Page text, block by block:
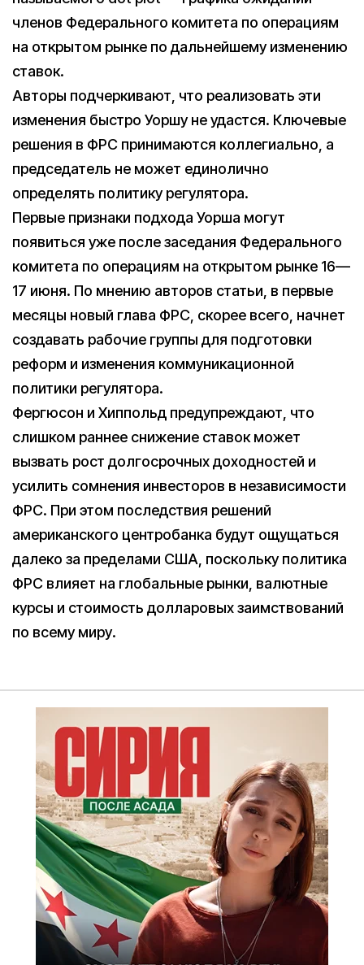
членов Федерального комитета по операциям
на открытом рынке по дальнейшему изменению
ставок.
Авторы подчеркивают, что реализовать эти
изменения быстро Уоршу не удастся. Ключевые
решения в ФРС принимаются коллегиально, а
председатель не может единолично
определять политику регулятора.
Первые признаки подхода Уорша могут
появиться уже после заседания Федерального
комитета по операциям на открытом рынке 16—
17 июня. По мнению авторов статьи, в первые
месяцы новый глава ФРС, скорее всего, начнет
создавать рабочие группы для подготовки
реформ и изменения коммуникационной
политики регулятора.
Фергюсон и Хиппольд предупреждают, что
слишком раннее снижение ставок может
вызвать рост долгосрочных доходностей и
усилить сомнения инвесторов в независимости
ФРС. При этом последствия решений
американского центробанка будут ощущаться
далеко за пределами США, поскольку политика
ФРС влияет на глобальные рынки, валютные
курсы и стоимость долларовых заимствований
по всему миру.